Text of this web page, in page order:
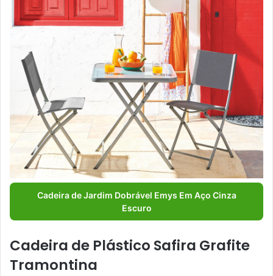
Cadeira de Jardim Dobrável Emys Em Aço Cinza
Escuro
Cadeira de Plástico Safira Grafite
Tramontina